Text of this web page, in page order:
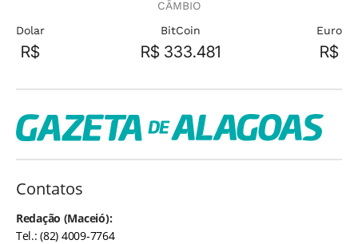
CÂMBIO
Dolar
R$
BitCoin
R$ 333.481
Euro
R$
Contatos
Redação (Maceió):
Tel.: (82) 4009-7764